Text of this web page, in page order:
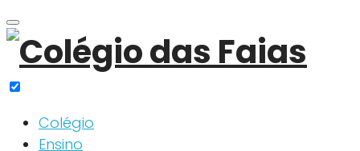
Skip
to
content
Colégio
Ensino